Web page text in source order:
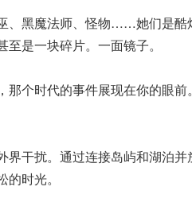
、黑魔法师、怪物……她们是
是一块碎片。一面镜子。
那个时代的事件展现在你的眼
干扰。通过连接岛屿和湖泊
时光。